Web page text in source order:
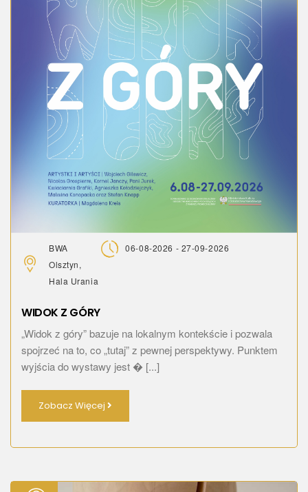
BWA
Olsztyn,
Hala Urania
06-08-2026 - 27-09-2026
WIDOK Z GÓRY
„Widok z góry” bazuje na lokalnym kontekście i pozwala
spojrzeć na to, co „tutaj” z pewnej perspektywy. Punktem
wyjścia do wystawy jest � [...]
Zobacz Więcej